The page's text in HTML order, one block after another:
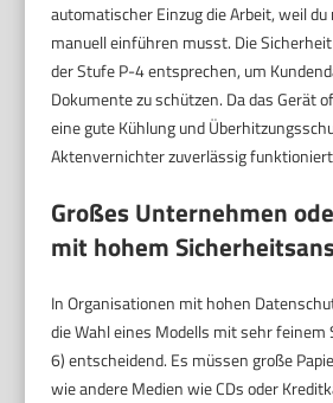
automatischer Einzug die Arbeit, weil
manuell einführen musst. Die
der Stufe P-4 entsprechen, um
Dokumente zu schützen. Da das Gerät
eine gute Kühlung und
Aktenvernichter zuverlässig
Großes Unternehmen
mit hohem
In Organisationen mit hohen
die Wahl eines Modells mit sehr
6) entscheidend. Es müssen große
wie andere Medien wie CDs oder